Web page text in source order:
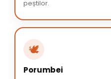
peștilor.
🕊️
Porumbei